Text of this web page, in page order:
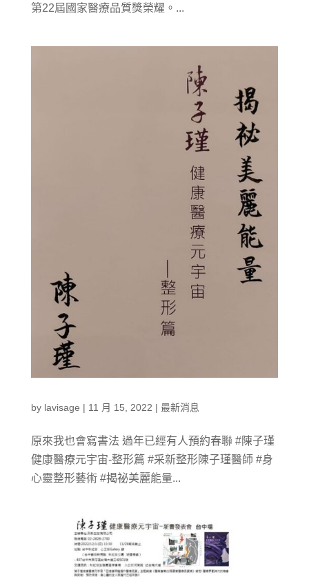
第22屆國家醫療品質獎榮耀。...
by lavisage | 11 月 15, 2022 | 最新消息
原來我也會寫書法 過年已經有人預約春聯 #陳子瑾
健康醫療元宇宙-整形篇 #采新整形陳子瑾醫師 #身
心靈整形藝術 #揭祕美麗能量...